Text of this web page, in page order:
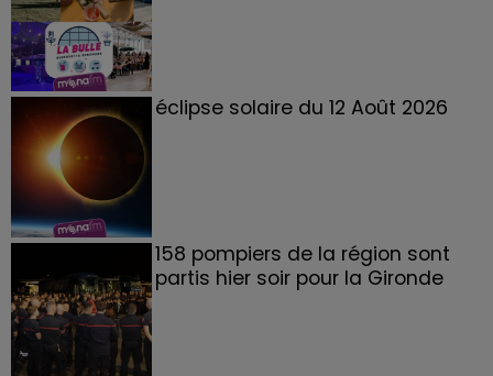
éclipse solaire du 12 Août 2026
158 pompiers de la région sont
partis hier soir pour la Gironde